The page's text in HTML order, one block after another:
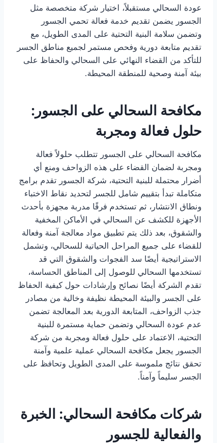
عودة السحالي مستقبلاً، اختيار شركة متخصصة مثل
الجسور يضمن تقديم خدمة فعالة تحمي الجسور
وتضمن سلامة البنية التحتية على المدى الطويل، مع
تقديم متابعة دورية وفحص مستمر لجميع مناطق الجسر
للتأكد من القضاء النهائي على السحالي والحفاظ على
بيئة آمنة وصحية للمنطقة المحيطة.
مكافحة السحالي على الجسور:
حلول فعالة ومجربة
مكافحة السحالي على الجسور تتطلب حلولاً فعالة
ومجربة لضمان القضاء على هذه الزواحف ومنع أي
أضرار محتملة للبنية التحتية، شركة الجسور تقدم برامج
متكاملة تبدأ بتقييم شامل للجسر لتحديد نقاط الاختباء
ونطاق الانتشار، ثم تستخدم فرقًا مدربة مجهزة بأحدث
الأجهزة للكشف عن السحالي في الأماكن المخفية
والشقوق، بعد ذلك يتم تطبيق مواد معالجة آمنة وفعالة
للقضاء على جميع المراحل الحياتية للسحالي، وتشمل
الاستراتيجية أيضًا سد الفجوات والشقوق التي قد
تستخدمها السحالي للوصول إلى المناطق الحساسة،
تقدم الشركة أيضًا نصائح وإرشادات حول كيفية الحفاظ
على الجسر والبيئة المحيطة نظيفة وخالية من مصادر
جذب الزواحف، المتابعة الدورية بعد المعالجة تضمن
عدم عودة السحالي وتضمن حماية مستمرة للبنية
التحتية، الاعتماد على حلول فعالة ومجربة من شركة
الجسور يجعل مكافحة السحالي عملية علمية وآمنة
تحقق نتائج ملموسة على المدى الطويل وتحافظ على
الجسر سليماً وآمناً.
شركات مكافحة السحالي: الخبرة
والفعالية للجسور